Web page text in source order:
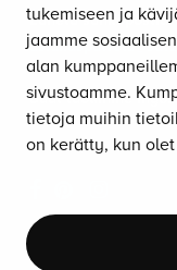
tukemiseen ja
jaamme
alan
sivustoamme.
tietoja muihin
on kerätty, kun
Lähetä sähköpostia:
Saat tuolimme
SEURAA